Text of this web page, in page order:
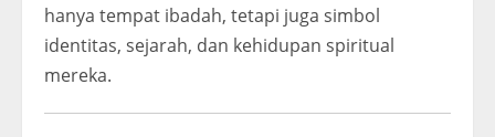
hanya tempat ibadah, tetapi juga simbol
identitas, sejarah, dan kehidupan spiritual
mereka.